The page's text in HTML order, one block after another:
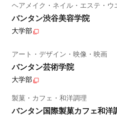
ヘアメイク・ネイル・エステ・ウ
バンタン渋谷美容学院
大学部
アート・デザイン・映像・映画
バンタン芸術学院
大学部
製菓・カフェ・和洋調理
バンタン国際製菓カフェ和洋